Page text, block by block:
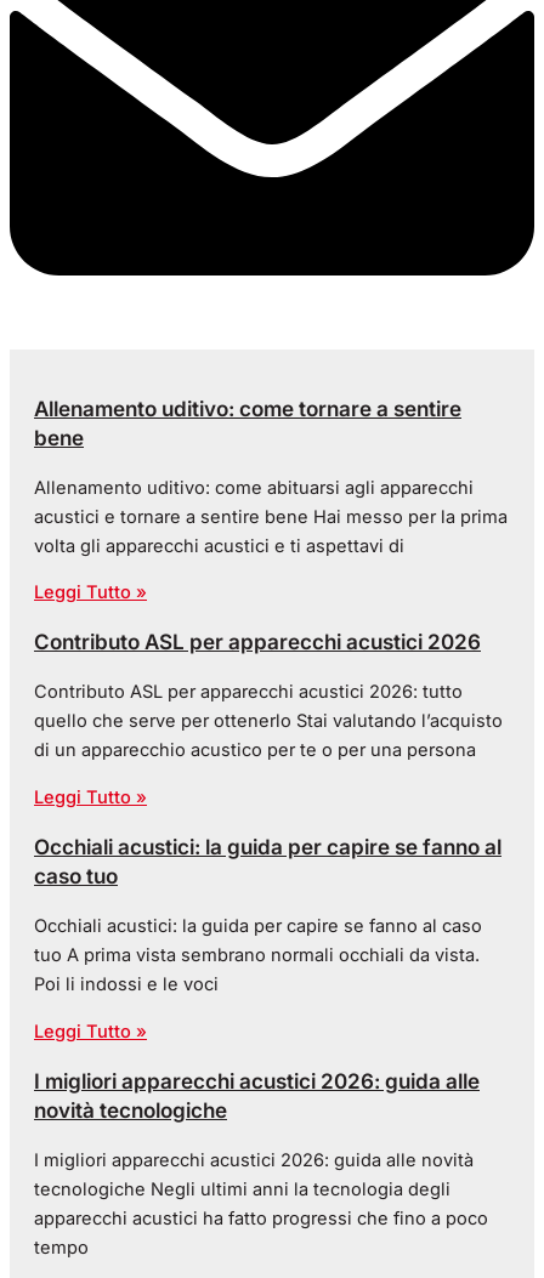
Allenamento uditivo: come tornare a sentire
bene
Allenamento uditivo: come abituarsi agli apparecchi
acustici e tornare a sentire bene Hai messo per la prima
volta gli apparecchi acustici e ti aspettavi di
Leggi Tutto »
Contributo ASL per apparecchi acustici 2026
Contributo ASL per apparecchi acustici 2026: tutto
quello che serve per ottenerlo Stai valutando l’acquisto
di un apparecchio acustico per te o per una persona
Leggi Tutto »
Occhiali acustici: la guida per capire se fanno al
caso tuo
Occhiali acustici: la guida per capire se fanno al caso
tuo A prima vista sembrano normali occhiali da vista.
Poi li indossi e le voci
Leggi Tutto »
I migliori apparecchi acustici 2026: guida alle
novità tecnologiche
I migliori apparecchi acustici 2026: guida alle novità
tecnologiche Negli ultimi anni la tecnologia degli
apparecchi acustici ha fatto progressi che fino a poco
tempo